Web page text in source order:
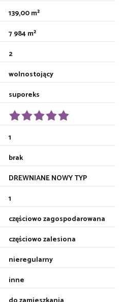
139,00 m²
7 984 m²
2
wolnostojący
suporeks
1
brak
DREWNIANE NOWY TYP
1
częściowo zagospodarowana
częściowo zalesiona
nieregularny
inne